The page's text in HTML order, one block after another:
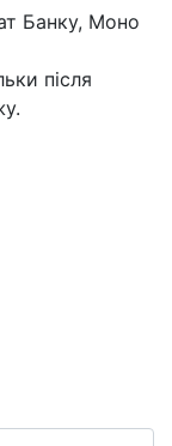
Банку, Моно
після